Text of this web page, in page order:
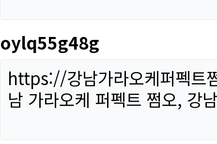
oylq55g48g
https://강남가라오케퍼펙트
남 가라오케 퍼펙트 쩜오, 강